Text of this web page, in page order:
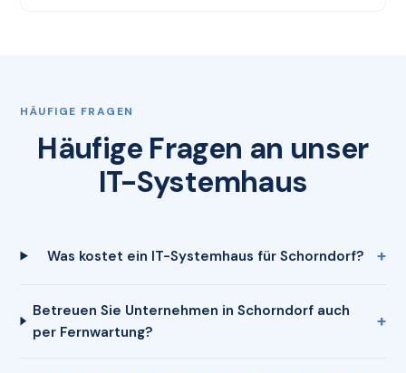
HÄUFIGE FRAGEN
Häufige Fragen an unser
IT-Systemhaus
Was kostet ein IT-Systemhaus für Schorndorf?
Betreuen Sie Unternehmen in Schorndorf auch
per Fernwartung?